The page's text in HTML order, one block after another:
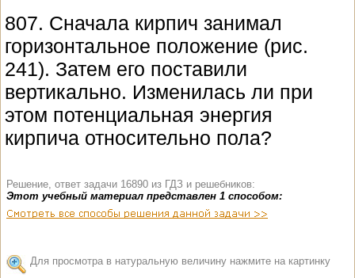
807. Сначала кирпич занимал
горизонтальное положение (рис.
241). Затем его поставили
вертикально. Изменилась ли при
этом потенциальная энергия
кирпича относительно пола?
Решение, ответ задачи 16890 из ГДЗ и решебников:
Этот учебный материал представлен 1 способом:
Для просмотра в натуральную величину нажмите на картинку